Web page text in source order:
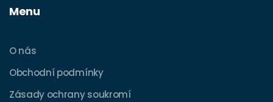
Menu
O nás
Obchodní podmínky
Zásady ochrany soukromí